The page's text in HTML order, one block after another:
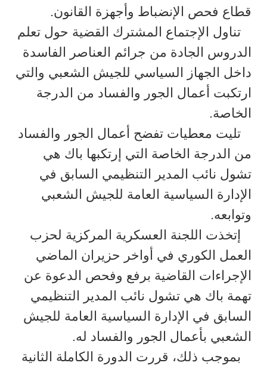
قطاع فحص الإنضباط وأجهزة القانون.
تناول الإجتماع المشترك القضية حول تعلم
الدروس الجادة من جرائم العناصر الفاسدة
داخل الجهاز السياسي للجيش الشعبي والتي
ارتكبت أعمال الجور والفساد من الدرجة
الخاصة.
تليت معطيات تفضح أعمال الجور والفساد
من الدرجة الخاصة التي إرتكبها باك هي
تشول نائب المدير التنظيمي السابق في
الإدارة السياسية العامة للجيش الشعبي
وتوابعه.
إتخذت اللجنة العسكرية المركزية لحزب
العمل الكوري في أواخر حزيران الماضي
الإجراءات القاضية برفع وفحص الدعوة عن
تهمة باك هي تشول نائب المدير التنظيمي
السابق في الإدارة السياسية العامة للجيش
الشعبي بأعمال الجور والفساد له.
بموجب ذلك، قررت الدورة الكاملة الثانية